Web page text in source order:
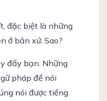
đặc biệt là những
ở bản xứ. Sao?
đấy bạn. Những
pháp để nói
nói được tiếng